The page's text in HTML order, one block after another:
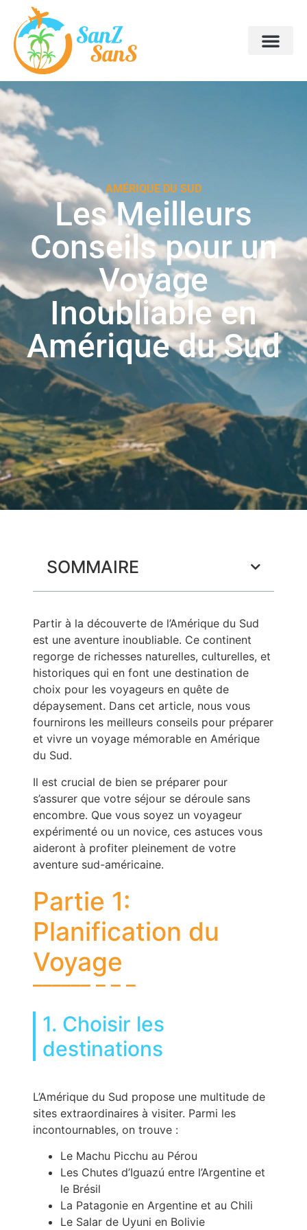
AMÉRIQUE DU SUD
Les Meilleurs
Conseils pour un
Voyage
Inoubliable en
Amérique du Sud
SOMMAIRE
Partir à la découverte de l’Amérique du Sud
est une aventure inoubliable. Ce continent
regorge de richesses naturelles, culturelles, et
historiques qui en font une destination de
choix pour les voyageurs en quête de
dépaysement. Dans cet article, nous vous
fournirons les meilleurs conseils pour préparer
et vivre un voyage mémorable en Amérique
du Sud.
Il est crucial de bien se préparer pour
s’assurer que votre séjour se déroule sans
encombre. Que vous soyez un voyageur
expérimenté ou un novice, ces astuces vous
aideront à profiter pleinement de votre
aventure sud-américaine.
Partie 1:
Planification du
Voyage
1. Choisir les
destinations
L’Amérique du Sud propose une multitude de
sites extraordinaires à visiter. Parmi les
incontournables, on trouve :
Le Machu Picchu au Pérou
Les Chutes d’Iguazú entre l’Argentine et
le Brésil
La Patagonie en Argentine et au Chili
Le Salar de Uyuni en Bolivie